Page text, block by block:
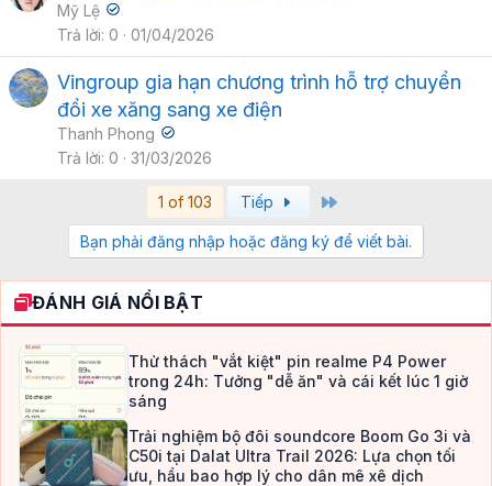
Mỹ Lệ
Trả lời 0 01/04/2026
Vingroup gia hạn chương trình hỗ trợ chuyển
đổi xe xăng sang xe điện
Thanh Phong
Trả lời 0 31/03/2026
1 of 103 Tiếp
Bạn phải đăng nhập hoặc đăng ký để viết bài.
ĐÁNH GIÁ NỔI BẬT
Thử thách "vắt kiệt" pin realme P4 Power
trong 24h: Tưởng "dễ ăn" và cái kết lúc 1 giờ
sáng
Trải nghiệm bộ đôi soundcore Boom Go 3i và
C50i tại Dalat Ultra Trail 2026: Lựa chọn tối
ưu, hầu bao hợp lý cho dân mê xê dịch